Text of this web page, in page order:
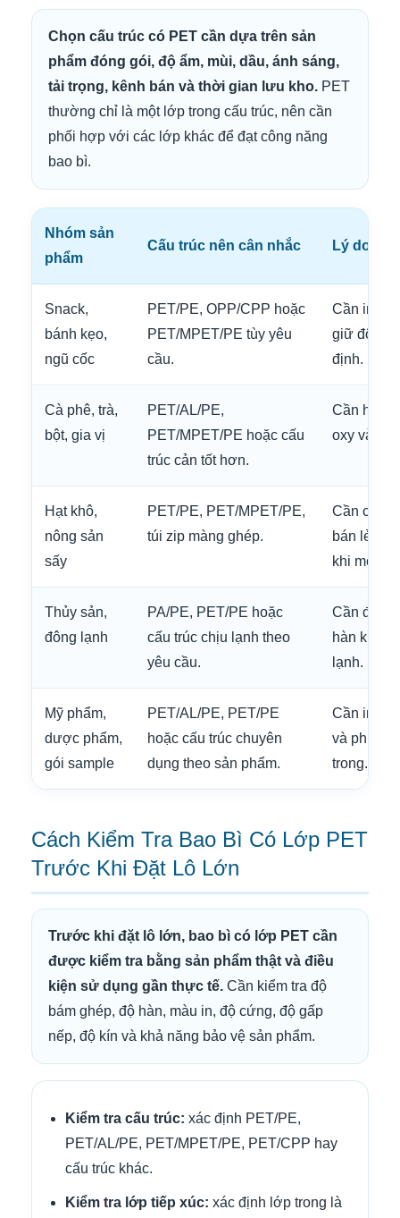
Chọn cấu trúc có PET cần dựa trên sản
phẩm đóng gói, độ ẩm, mùi, dầu, ánh sáng,
tải trọng, kênh bán và thời gian lưu kho. PET
thường chỉ là một lớp trong cấu trúc, nên cần
phối hợp với các lớp khác để đạt công năng
bao bì.
Nhóm sản
phẩm
Cấu trúc nên cân nhắc Lý do
Snack,
bánh kẹo,
ngũ cốc
PET/PE, OPP/CPP hoặc
PET/MPET/PE tùy yêu
cầu.
Cần in
giữ độ
định.
Cà phê, trà,
bột, gia vị
PET/AL/PE,
PET/MPET/PE hoặc cấu
trúc cản tốt hơn.
Cần hạn
oxy và
Hạt khô,
nông sản
sấy
PET/PE, PET/MPET/PE,
túi zip màng ghép.
Cần
bán lẻ tốt
khi mở
Thủy sản,
đông lạnh
PA/PE, PET/PE hoặc
cấu trúc chịu lạnh theo
yêu cầu.
Cần độ
hàn kín
lạnh.
Mỹ phẩm,
dược phẩm,
gói sample
PET/AL/PE, PET/PE
hoặc cấu trúc chuyên
dụng theo sản phẩm.
Cần in
và phù
trong.
Cách Kiểm Tra Bao Bì Có Lớp PET
Trước Khi Đặt Lô Lớn
Trước khi đặt lô lớn, bao bì có lớp PET cần
được kiểm tra bằng sản phẩm thật và điều
kiện sử dụng gần thực tế. Cần kiểm tra độ
bám ghép, độ hàn, màu in, độ cứng, độ gấp
nếp, độ kín và khả năng bảo vệ sản phẩm.
Kiểm tra cấu trúc: xác định PET/PE,
PET/AL/PE, PET/MPET/PE, PET/CPP hay
cấu trúc khác.
Kiểm tra lớp tiếp xúc: xác định lớp trong là